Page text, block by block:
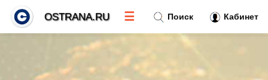
Поиск Кабинет
OSTRANA.RU ☰